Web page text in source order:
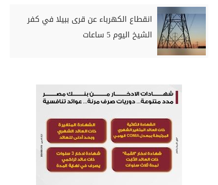
انقطاع الكهرباء عن قرى ببيلا في كفر
الشيخ اليوم 5 ساعات